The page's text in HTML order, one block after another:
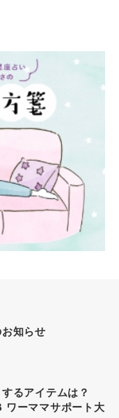
知らせ
るアイテムは？
ワーママサポート大